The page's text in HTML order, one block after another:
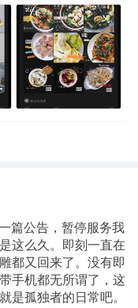
篇公告，暂停服务我
这么久。即刻一直在
都又回来了。没有即
手机都无所谓了，这
是孤独者的日常吧。